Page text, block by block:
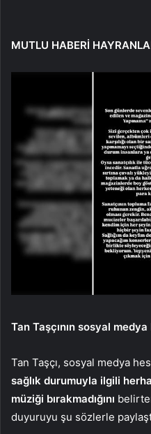
MUTLU HABERİ
Tan Taşçının sosyal medya
Tan Taşçı, sosyal medya
sağlık durumuyla ilgili
müziği bırakmadığını
duyuruyu şu sözlerle